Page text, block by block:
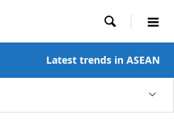

Latest trends in ASEAN